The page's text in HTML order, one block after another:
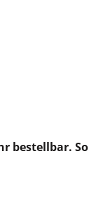
bestellbar.